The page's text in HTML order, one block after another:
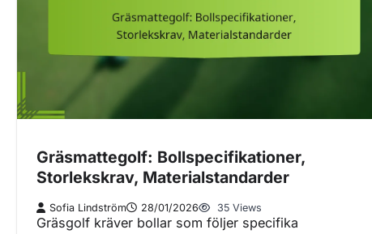
Gräsmattegolf: Bollspecifikationer,
Storlekskrav, Materialstandarder
Sofia Lindström 28/01/2026 35 Views
Gräsgolf kräver bollar som följer specifika